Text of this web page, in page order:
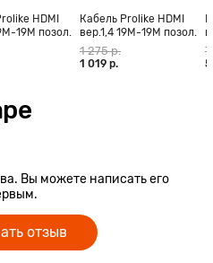
HDMI
19М позол.
м
Кабель Prolike HDMI
вер.1,4 19М-19М позол.
конт., ферритовые
кольца, 20 м
1 275 р.
1 019 р.
Вы можете написать его
отзыв